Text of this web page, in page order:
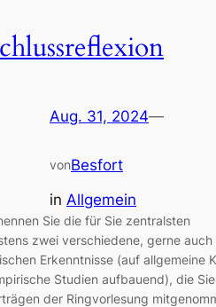
Aug. 31, 2024—
vonBesfort
in Allgemein
Sie die für Sie zentralsten
zwei verschiedene, gerne auch
Erkenntnisse (auf allgemeine
Studien aufbauend), die
der Ringvorlesung